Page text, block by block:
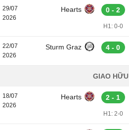
29/07
2026
Hearts 0 - 2
H1: 0-0
22/07
2026
Sturm Graz 4 - 0
GIAO HỮU
18/07
2026
Hearts 2 - 1
H1: 2-0